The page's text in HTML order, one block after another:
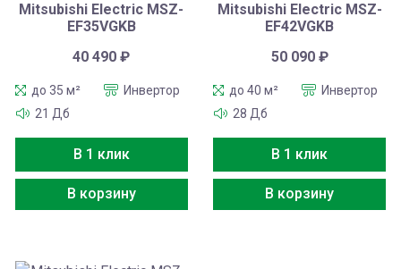
Mitsubishi Electric MSZ-
EF35VGKB
40 490₽
до 35 м²
Инвертор
21 Дб
В 1 клик
В корзину
Mitsubishi Electric MSZ-
EF42VGKB
50 090 ₽
до 40 м²
Инвертор
28 Дб
В 1 клик
В корзину